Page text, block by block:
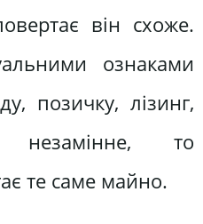
він схоже.
ознаками
позичку, лізинг,
незамінне, то
те саме майно.